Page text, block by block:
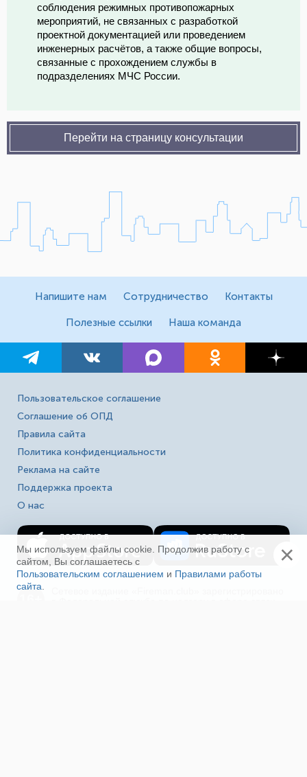
соблюдения режимных противопожарных
мероприятий, не связанных с разработкой
проектной документацией или проведением
инженерных расчётов, а также общие вопросы,
связанные с прохождением службы в
подразделениях МЧС России.
Перейти на страницу консультации
Напишите нам Сотрудничество Контакты
Полезные ссылки Наша команда
Пользовательское соглашение
Соглашение об ОПД
Правила сайта
Политика конфиденциальности
Реклама на сайте
Поддержка проекта
О нас
Мы используем файлы cookie. Продолжив работу с
сайтом, Вы соглашаетесь с
Пользовательским соглашением и Правилами работы
сайта
×